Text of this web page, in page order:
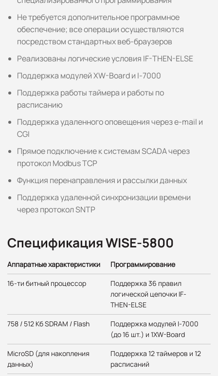
Не требуется дополнительное программное
обеспечение; все операции осуществляются
посредством стандартных веб-браузеров
Реализованы логические условия IF-THEN-ELSE
Поддержка модулей XW-Board и I-7000
Поддержка работы таймера и работы по
расписанию
Поддержка удаленного оповещения через e-mail и
CGI
Прямое подключение к системам SCADA через
протокол Modbus TCP
Функция перенаправления и рассылки данных
Поддержка удаленной синхронизации времени
через протокол SNTP
Спецификация WISE-5800
Аппаратные характеристики Программирование
16-ти битный процессор
Поддержка 36 правил
логической цепочки IF-
THEN-ELSE
758 / 512 Кб SDRAM / Flash
Поддержка модулей I-7000
(до 16 шт.) и 1XW-Board
MicroSD (для накопления
данных)
Поддержка 12 таймеров и 12
расписаний